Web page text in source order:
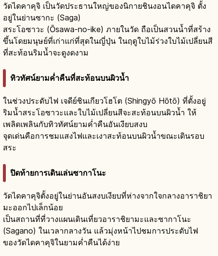
วัดไดคาคุจิ เป็นวัดประธานใหญ่ของนิกายชินงอนไดคาคุจิ ตั้ง
อยู่ในย่านซากะ (Saga)
สระโอซาวะ (Ōsawa-no-ike) ภายในวัด ถือเป็นสวนน้ำที่สร้าง
ขึ้นโดยมนุษย์ที่เก่าแก่ที่สุดในญี่ปุ่น ในฤดูใบไม้ร่วงใบไม้เปลี่ยนสี
ที่สะท้อนริมน้ำจะดูงดงาม
ทิวทัศน์ยามค่ำคืนที่สะท้อนบนผิวน้ำ
ในช่วงประดับไฟ เจดีย์ชินเกียวโฮโต (Shingyō Hōtō) ที่ตั้งอยู่
ริมน้ำสระโอซาวะและใบไม้เปลี่ยนสีจะสะท้อนบนผิวน้ำ ให้
เพลิดเพลินกับทิวทัศน์ยามค่ำคืนอันเงียบสงบ
จุดเด่นคือการชมแสงไฟและเงาสะท้อนบนผิวน้ำขณะเดินรอบ
สระ
ปิดท้ายการเดินเล่นซากาโนะ
วัดไดคาคุจิตั้งอยู่ในย่านอันสงบเงียบที่ห่างจากใจกลางอาราชิยา
มะออกไปเล็กน้อย
เป็นสถานที่ที่วางแผนเดินเที่ยวอาราชิยามะและซากาโนะ
(Sagano) ในเวลากลางวัน แล้วมุ่งหน้าไปชมการประดับไฟ
ของวัดไดคาคุจิในยามค่ำคืนได้ง่าย